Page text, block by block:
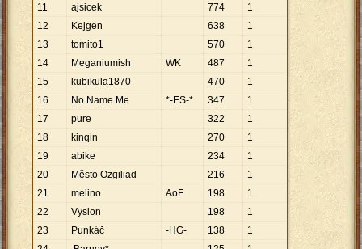
11
ajsicek 774
1
12
Kejgen 638
1
13
tomito1 570
1
14
Meganiumish WK 487
1
15
kubikula1870 470
1
16
No Name Me *-ES-* 347
1
17
pure 322
1
18
kinqin 270
1
19
abike 234
1
20
Město Ozgiliad 216
1
21
melino AoF 198
1
22
Vysion 198
1
23
Punkáč -HG- 138
1